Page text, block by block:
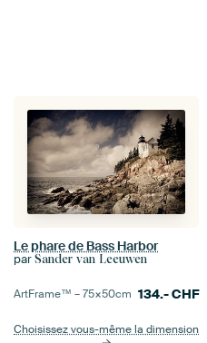
Le phare de Bass Harbor
par Sander van Leeuwen
ArtFrame™ –75×50cm 134.-CHF
Choisissez vous-même la dimension